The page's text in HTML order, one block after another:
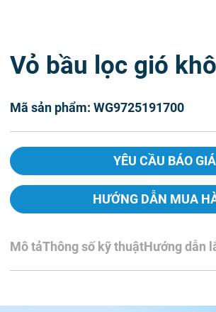
Vỏ bầu lọc gió
Mã sản phẩm: WG9725191700
YÊU CẦU BÁO GIÁ
HƯỚNG DẪN MUA
Mô tảThông số kỹ thuậtHướng dẫn